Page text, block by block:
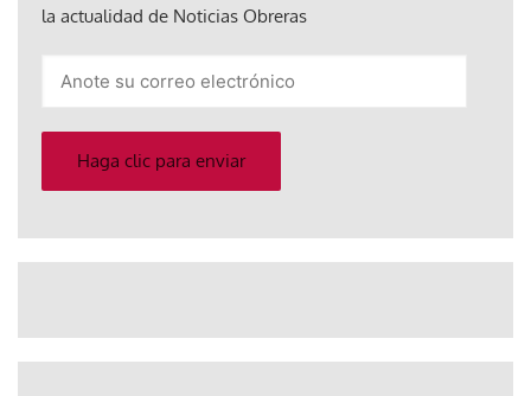
la actualidad de Noticias Obreras
electrónico
Haga clic para enviar